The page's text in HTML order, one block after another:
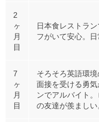
2
ヶ
月
目
日本食レストラ
フがいて安心。
7
ヶ
月
目
そろそろ英語環
面接を受ける勇
ンでアルバイト
の友達が羨ましい